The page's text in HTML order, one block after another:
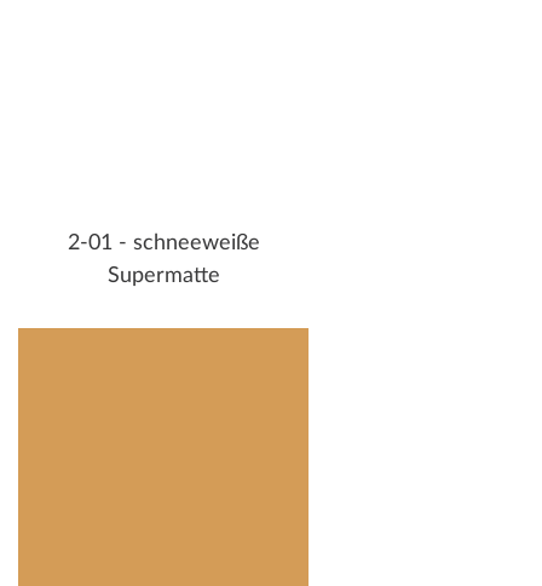
2-01 - schneeweiße
Supermatte